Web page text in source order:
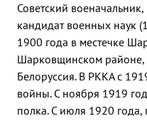
Советский
кандидат военных наук
1900 года в местечке
Шарковщинском районе,
Белоруссия. В РККА с
войны. С ноября 1919
полка. С июля 1920 года,